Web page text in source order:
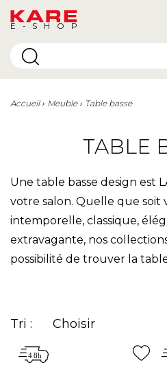
E-SHOP
Accueil Meuble Table basse
TABLE
Une table basse design est
votre salon. Quelle que soit
intemporelle, classique,
extravagante, nos
possibilité de trouver la table
Tri : Choisir